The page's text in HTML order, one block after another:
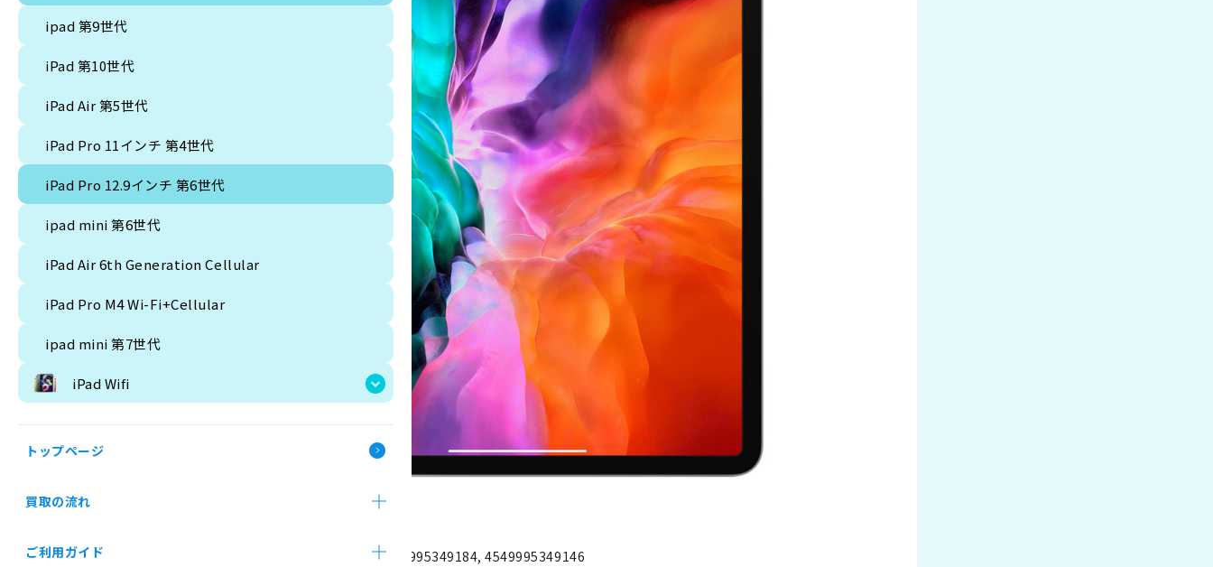
ipad 第9世代
iPad 第10世代
iPad Air 第5世代
iPad Pro 11インチ 第4世代
iPad Pro 12.9インチ 第6世代
ipad mini 第6世代
iPad Air 6th Generation Cellular
iPad Pro M4 Wi-Fi+Cellular
ipad mini 第7世代
iPad Wifi
トップページ
買取の流れ
ご利用ガイド JAN:4549995349184,4549995349146